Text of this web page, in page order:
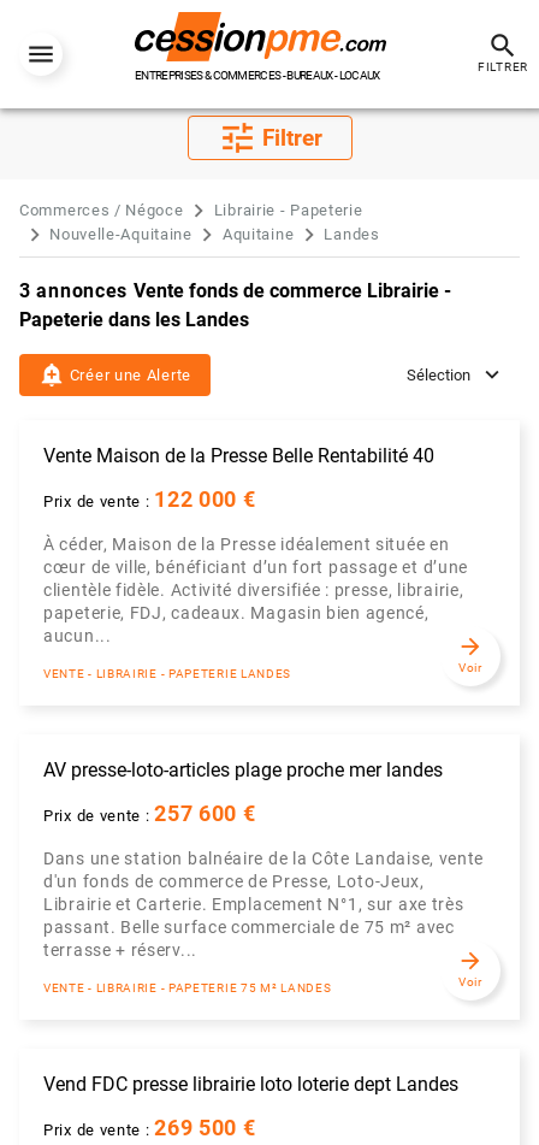
ENTREPRISES & COMMERCES - BUREAUX - LOCAUX
search
FILTRER
tune Filtrer
Commerces / Négoce
Librairie - Papeterie
Nouvelle-Aquitaine
Aquitaine Landes
3 annonces Vente fonds de commerce Librairie -
Papeterie dans les Landes
add_alert Créer une Alerte Sélection
Vente Maison de la Presse Belle Rentabilité 40
Prix de vente : 122 000 €
À céder, Maison de la Presse idéalement située en
cœur de ville, bénéficiant d’un fort passage et d’une
clientèle fidèle. Activité diversifiée : presse, librairie,
papeterie, FDJ, cadeaux. Magasin bien agencé,
aucun...
VENTE - LIBRAIRIE - PAPETERIE LANDES
arrow_forward
Voir
AV presse-loto-articles plage proche mer landes
Prix de vente :257 600 €
Dans une station balnéaire de la Côte Landaise, vente
d'un fonds de commerce de Presse, Loto-Jeux,
Librairie et Carterie. Emplacement N°1, sur axe très
passant. Belle surface commerciale de 75 m² avec
terrasse + réserv...
VENTE - LIBRAIRIE - PAPETERIE 75 M² LANDES
arrow_forward
Voir
Vend FDC presse librairie loto loterie dept Landes
Prix de vente :269 500 €